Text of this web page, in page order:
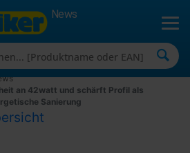
News
an 42watt und schärft Profil als
Sanierung